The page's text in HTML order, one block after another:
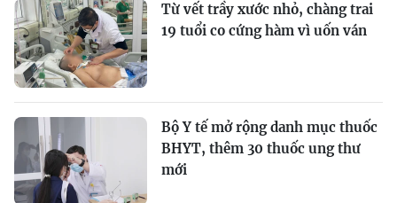
Từ vết trầy xước nhỏ, chàng trai
19 tuổi co cứng hàm vì uốn ván
Bộ Y tế mở rộng danh mục thuốc
BHYT, thêm 30 thuốc ung thư
mới